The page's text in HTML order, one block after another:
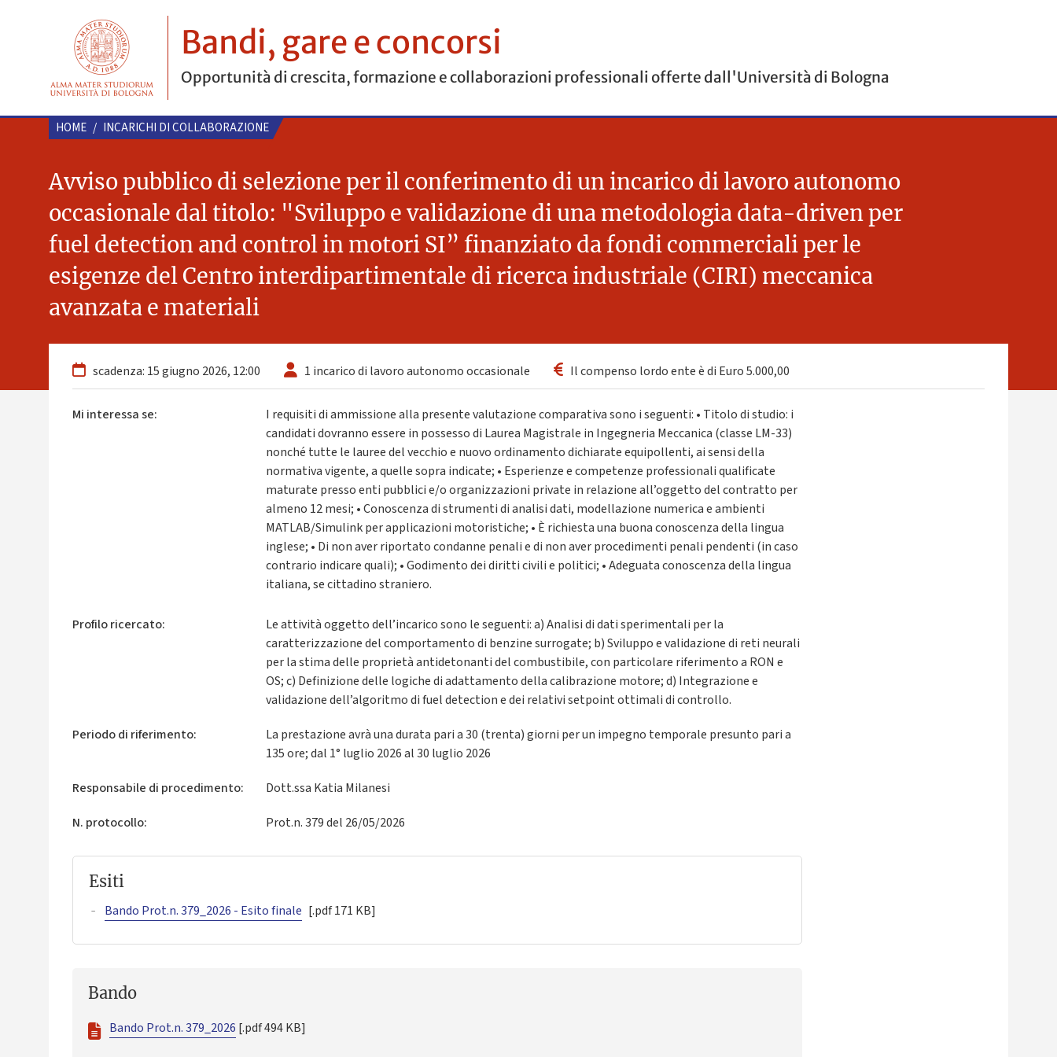
Bandi, gare e concorsi
Opportunità di crescita, formazione e collaborazioni professionali offerte dall'Università di Bologna
HOME / INCARICHI DI COLLABORAZIONE
Avviso pubblico di selezione per il conferimento di un incarico di lavoro autonomo
occasionale dal titolo: "Sviluppo e validazione di una metodologia data-driven per
fuel detection and control in motori SI” finanziato da fondi commerciali per le
esigenze del Centro interdipartimentale di ricerca industriale (CIRI) meccanica
avanzata e materiali
scadenza: 15 giugno 2026, 12:00 1 incarico di lavoro autonomo occasionale Il compenso lordo ente è di Euro 5.000,00
Mi interessa se:
I requisiti di ammissione alla presente valutazione comparativa sono i seguenti: • Titolo di studio: i
candidati dovranno essere in possesso di Laurea Magistrale in Ingegneria Meccanica (classe LM-33)
nonché tutte le lauree del vecchio e nuovo ordinamento dichiarate equipollenti, ai sensi della
normativa vigente, a quelle sopra indicate; • Esperienze e competenze professionali qualificate
maturate presso enti pubblici e/o organizzazioni private in relazione all’oggetto del contratto per
almeno 12 mesi; • Conoscenza di strumenti di analisi dati, modellazione numerica e ambienti
MATLAB/Simulink per applicazioni motoristiche; • È richiesta una buona conoscenza della lingua
inglese; • Di non aver riportato condanne penali e di non aver procedimenti penali pendenti (in caso
contrario indicare quali); • Godimento dei diritti civili e politici; • Adeguata conoscenza della lingua
italiana, se cittadino straniero.
Profilo ricercato:
Le attività oggetto dell’incarico sono le seguenti: a) Analisi di dati sperimentali per la
caratterizzazione del comportamento di benzine surrogate; b) Sviluppo e validazione di reti neurali
per la stima delle proprietà antidetonanti del combustibile, con particolare riferimento a RON e
OS; c) Definizione delle logiche di adattamento della calibrazione motore; d) Integrazione e
validazione dell’algoritmo di fuel detection e dei relativi setpoint ottimali di controllo.
Periodo di riferimento:
La prestazione avrà una durata pari a 30 (trenta) giorni per un impegno temporale presunto pari a
135 ore; dal 1° luglio 2026 al 30 luglio 2026
Responsabile di procedimento:
Dott.ssa Katia Milanesi
N. protocollo:
Prot.n. 379 del 26/05/2026
Esiti
Bando Prot.n. 379_2026 - Esito finale [.pdf 171 KB]
Bando
Bando Prot.n. 379_2026 [.pdf 494 KB]